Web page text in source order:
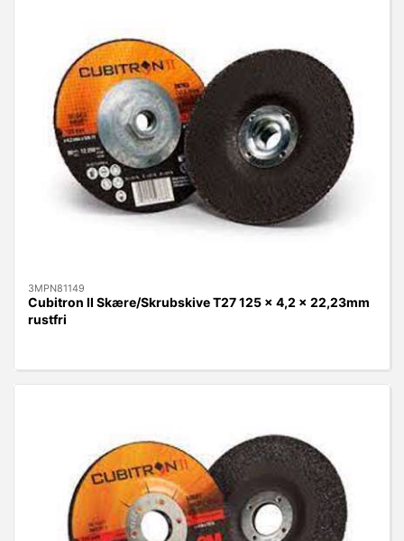
3MPN81149
Cubitron II Skære/Skrubskive T27 125 x 4,2 x 22,23mm
rustfri